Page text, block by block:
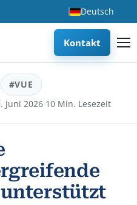
Deutsch
Kontakt
#VUE
Juni 2026·10 Min. Lesezeit